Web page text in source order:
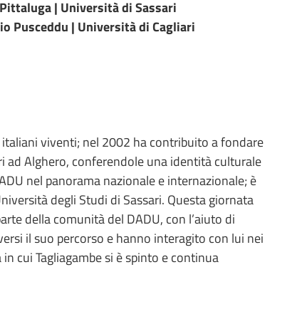
| Università di Sassari
Pusceddu | Università di Cagliari
viventi; nel 2002 ha contribuito a fondare
ad Alghero, conferendole una identità culturale
nel panorama nazionale e internazionale; è
degli Studi di Sassari. Questa giornata
della comunità del DADU, con l’aiuto di
il suo percorso e hanno interagito con lui nei
cui Tagliagambe si è spinto e continua